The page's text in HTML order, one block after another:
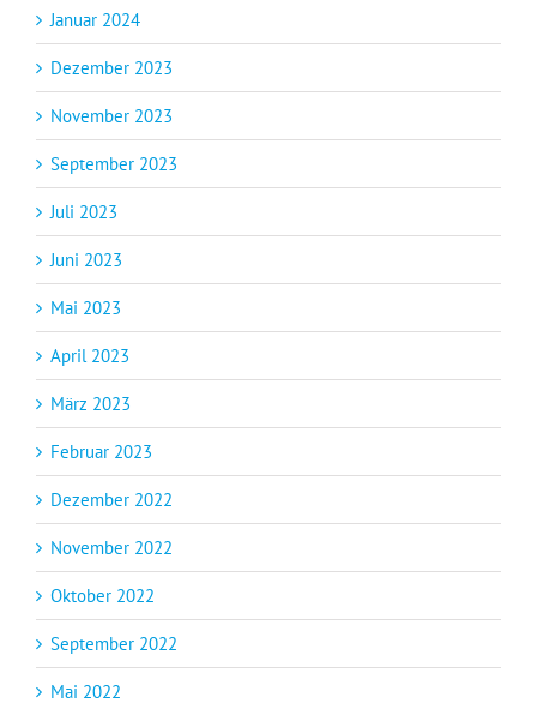
Januar 2024
Dezember 2023
November 2023
September 2023
Juli 2023
Juni 2023
Mai 2023
April 2023
März 2023
Februar 2023
Dezember 2022
November 2022
Oktober 2022
September 2022
Mai 2022